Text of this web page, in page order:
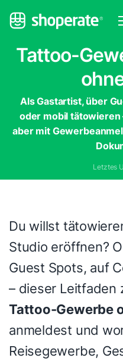
Tattoo-
Als Gastartist, über
oder mobil tätowieren
aber mit
Letztes
Du willst
Studio eröffnen?
Guest Spots, auf
– dieser Leitfaden
Tattoo-Gewerbe
anmeldest und
Reisegewerbe,